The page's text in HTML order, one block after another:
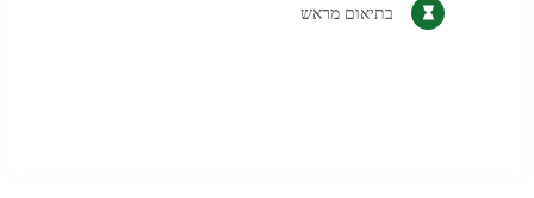
חדשה
בתיאום מראש